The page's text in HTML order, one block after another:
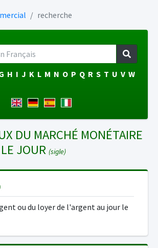
recherche
H I J K L M N O P Q R S T U V W
DU MARCHÉ MONÉTAIRE
JOUR (sigle)
ou du loyer de l'argent au jour le